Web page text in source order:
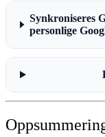
Synkroniseres
personlige